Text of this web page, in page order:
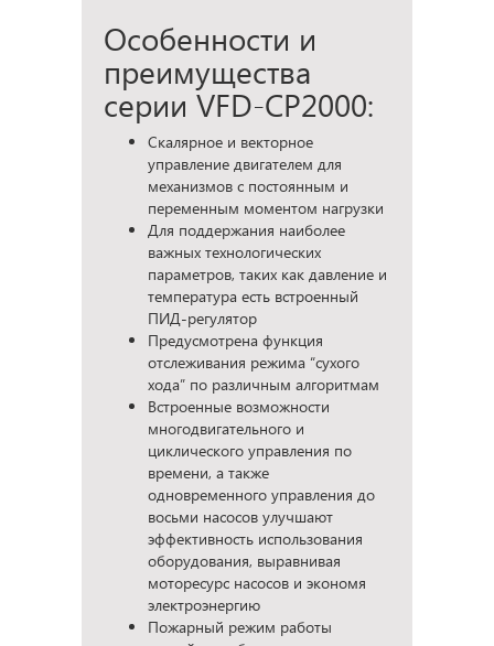
Особенности и
преимущества
серии VFD-CP2000:
Скалярное и векторное
управление двигателем для
механизмов с постоянным и
переменным моментом нагрузки
Для поддержания наиболее
важных технологических
параметров, таких как давление и
температура есть встроенный
ПИД-регулятор
Предусмотрена функция
отслеживания режима “сухого
хода” по различным алгоритмам
Встроенные возможности
многодвигательного и
циклического управления по
времени, а также
одновременного управления до
восьми насосов улучшают
эффективность использования
оборудования, выравнивая
моторесурс насосов и экономя
электроэнергию
Пожарный режим работы